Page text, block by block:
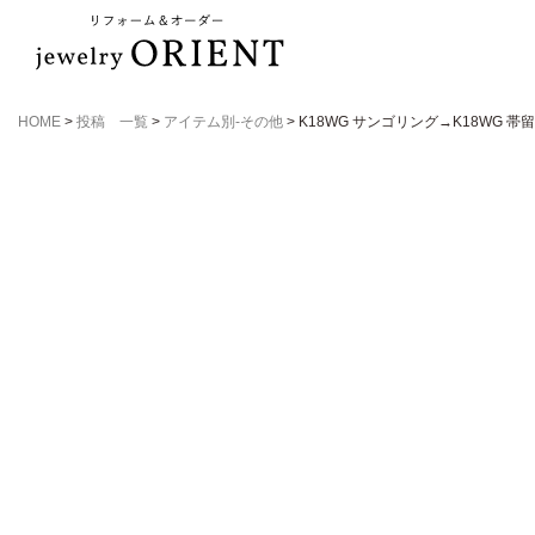
HOME > 投稿 一覧 > アイテム別-その他 > K18WG サンゴリング→K18WG 帯留